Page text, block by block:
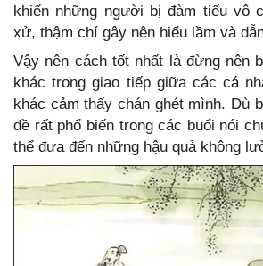
khiến những người bị đàm tiếu vô
xử, thậm chí gây nên hiểu lầm và
Vậy nên cách tốt nhất là đừng nên
khác trong giao tiếp giữa các cá
khác cảm thấy chán ghét mình. Dù
đề rất phổ biến trong các buổi nói
thể đưa đến những hậu quả không